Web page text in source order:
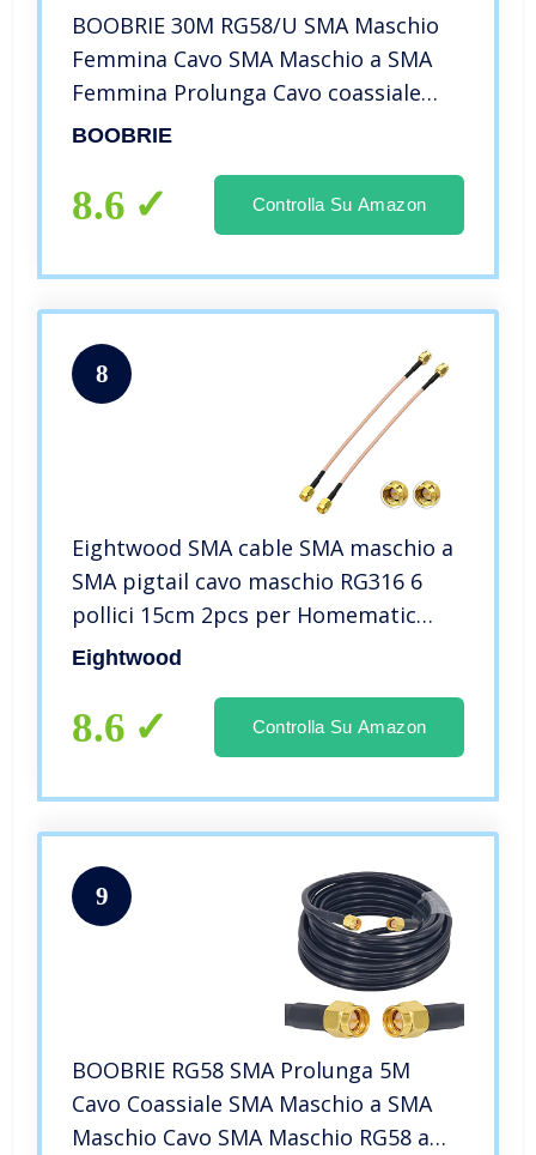
BOOBRIE 30M RG58/U SMA Maschio
Femmina Cavo SMA Maschio a SMA
Femmina Prolunga Cavo coassiale
Cavo di prolunga SMA a bassa perdita
WiFi Router LAN(Non per TV)
BOOBRIE
8.6 Controlla Su Amazon
8
Eightwood SMA cable SMA maschio a
SMA pigtail cavo maschio RG316 6
pollici 15cm 2pcs per Homematic
CCU3 CCU2 CC1101 Raspberry Pi
Eightwood
8.6 Controlla Su Amazon
9
BOOBRIE RG58 SMA Prolunga 5M
Cavo Coassiale SMA Maschio a SMA
Maschio Cavo SMA Maschio RG58 a